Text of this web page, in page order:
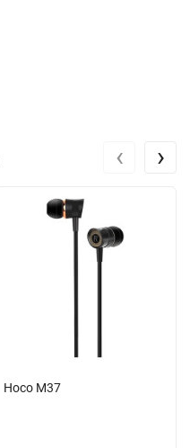
Hoco M37
‹ ›